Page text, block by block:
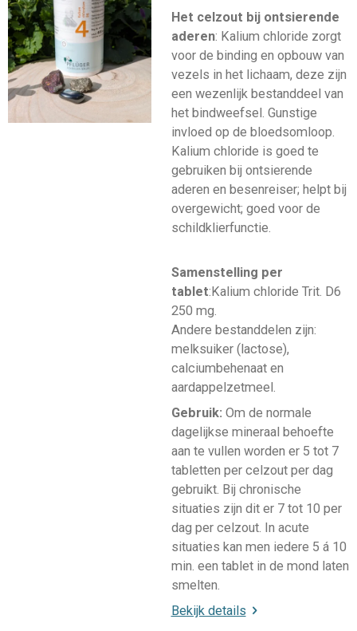
Het celzout bij ontsierende
aderen: Kalium chloride zorgt
voor de binding en opbouw van
vezels in het lichaam, deze zijn
een wezenlijk bestanddeel van
het bindweefsel. Gunstige
invloed op de bloedsomloop.
Kalium chloride is goed te
gebruiken bij ontsierende
aderen en besenreiser; helpt bij
overgewicht; goed voor de
schildklierfunctie.
Samenstelling per
tablet:Kalium chloride Trit. D6
250 mg.
Andere bestanddelen zijn:
melksuiker (lactose),
calciumbehenaat en
aardappelzetmeel.
Gebruik: Om de normale
dagelijkse mineraal behoefte
aan te vullen worden er 5 tot 7
tabletten per celzout per dag
gebruikt. Bij chronische
situaties zijn dit er 7 tot 10 per
dag per celzout. In acute
situaties kan men iedere 5 á 10
min. een tablet in de mond laten
smelten.
Bekijk details